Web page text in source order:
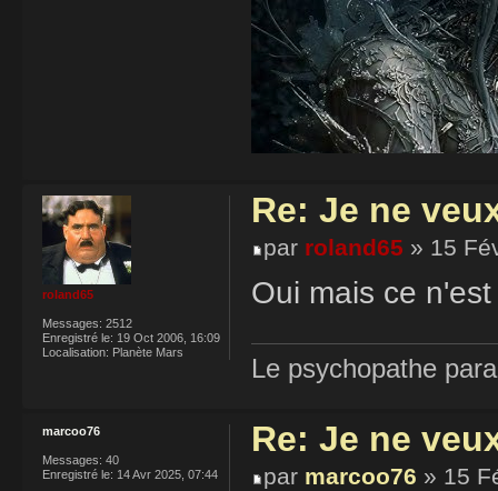
Re: Je ne
par roland65 » 15
Oui mais ce
Le psychopathe
roland65
Messages: 2512
Enregistré le: 19 Oct 2006, 16:09
Localisation: Planète Mars
Re: Je ne
par marcoo76 » 15
marcoo76
Messages: 40
Enregistré le: 14 Avr 2025, 07:44